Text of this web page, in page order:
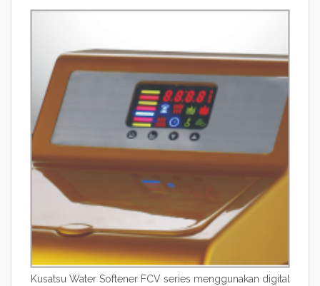
Kusatsu Water Softener FCV series menggunakan digital